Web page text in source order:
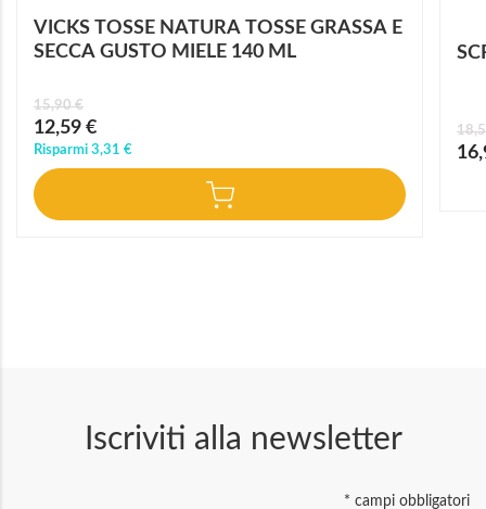
VICKS TOSSE NATURA TOSSE GRASSA E
SECCA GUSTO MIELE 140 ML
Prezzo
speciale
12,59 €
15,90 €
Risparmi 3,31 €
Iscriviti alla newsletter
* campi obbligatori